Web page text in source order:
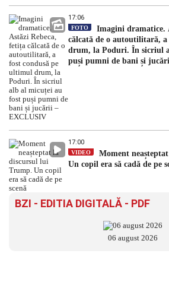
17:06
FOTO
Imagini dramatice.
călcată de o autoutilitară,
drum, la Poduri. În sicriul
puși pumni de bani și
17:00
VIDEO
Moment
Un copil era să cadă de pe
BZI - EDITIA DIGITALĂ - PDF
06 august 2026